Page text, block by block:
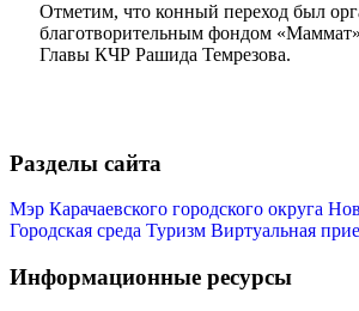
Отметим, что конный переход был
благотворительным фондом
Главы КЧР Рашида Темрезова.
Разделы сайта
Мэр Карачаевского городского округа
Городская среда Туризм Виртуальная
Информационные ресурсы